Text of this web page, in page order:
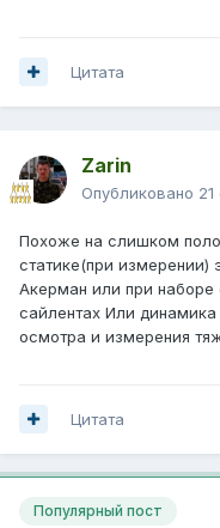
Цитата
Zarin
Опубликовано 21
Похоже на слишком
статике(при измерении)
Акерман или при наборе
сайлентах Или динамика
осмотра и измерения
Цитата
Популярный пост